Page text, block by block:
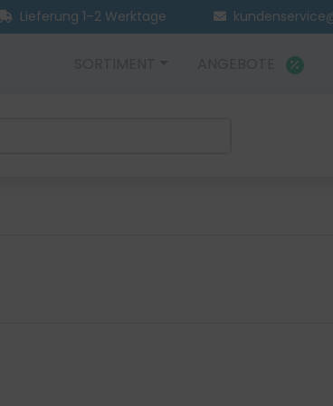
Lieferung 1–2 Werktage